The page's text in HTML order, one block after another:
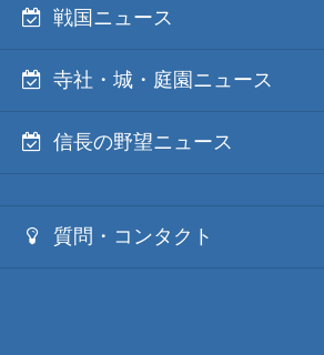
戦国ニュース
寺社・城・庭園ニュース
信長の野望ニュース
質問・コンタクト